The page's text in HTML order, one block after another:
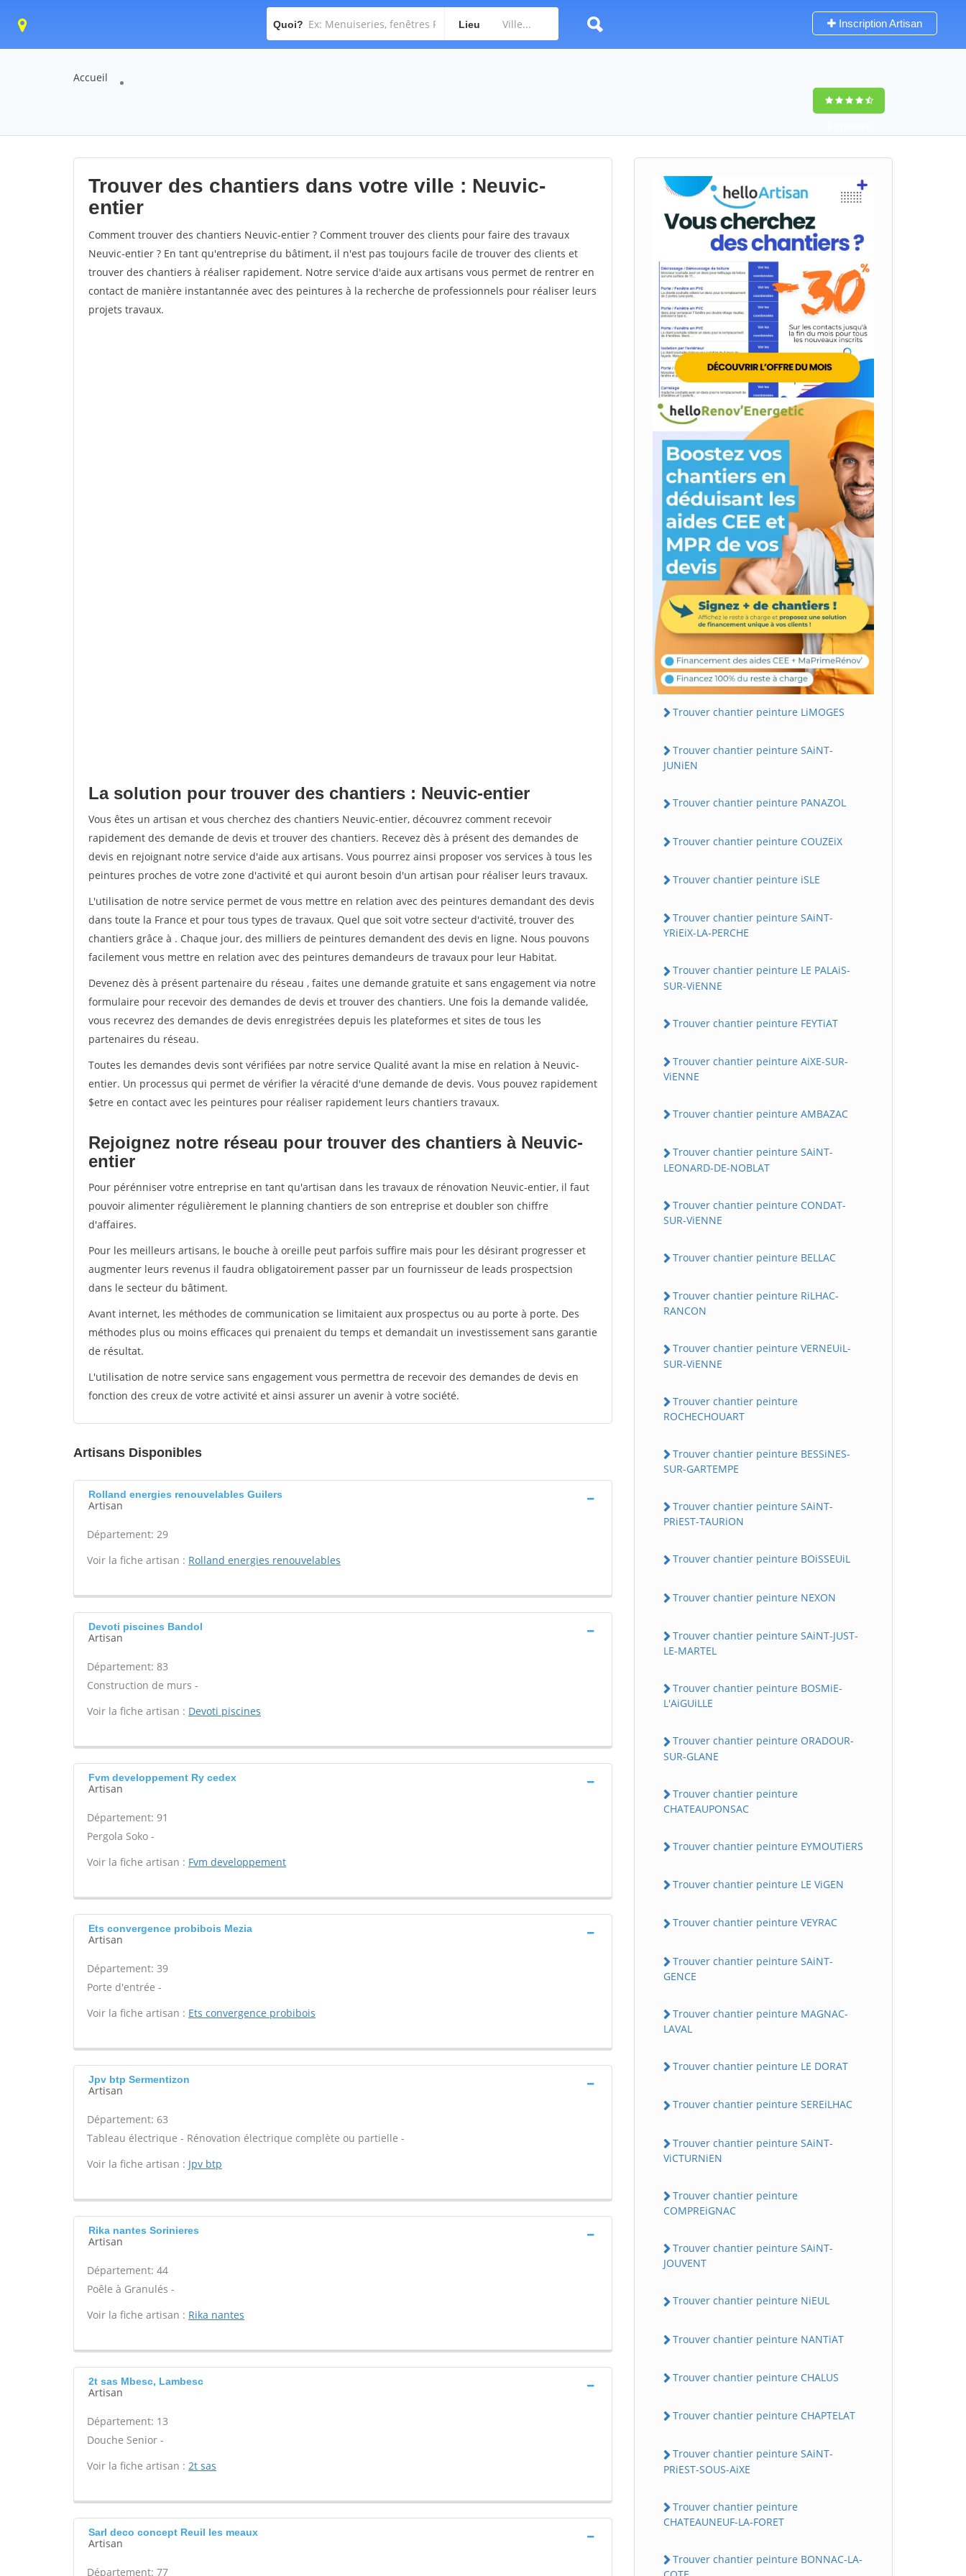
Quoi? Lieu Inscription Artisan
Accueil
Trouver des chantiers dans votre ville : Neuvic-
entier
Comment trouver des chantiers Neuvic-entier ? Comment trouver des clients pour faire des travaux
Neuvic-entier ? En tant qu'entreprise du bâtiment, il n'est pas toujours facile de trouver des clients et
trouver des chantiers à réaliser rapidement. Notre service d'aide aux artisans vous permet de rentrer en
contact de manière instantannée avec des peintures à la recherche de professionnels pour réaliser leurs
projets travaux.
La solution pour trouver des chantiers : Neuvic-entier
Vous êtes un artisan et vous cherchez des chantiers Neuvic-entier, découvrez comment recevoir
rapidement des demande de devis et trouver des chantiers. Recevez dès à présent des demandes de
devis en rejoignant notre service d'aide aux artisans. Vous pourrez ainsi proposer vos services à tous les
peintures proches de votre zone d'activité et qui auront besoin d'un artisan pour réaliser leurs travaux.
L'utilisation de notre service permet de vous mettre en relation avec des peintures demandant des devis
dans toute la France et pour tous types de travaux. Quel que soit votre secteur d'activité, trouver des
chantiers grâce à . Chaque jour, des milliers de peintures demandent des devis en ligne. Nous pouvons
facilement vous mettre en relation avec des peintures demandeurs de travaux pour leur Habitat.
Devenez dès à présent partenaire du réseau , faites une demande gratuite et sans engagement via notre
formulaire pour recevoir des demandes de devis et trouver des chantiers. Une fois la demande validée,
vous recevrez des demandes de devis enregistrées depuis les plateformes et sites de tous les
partenaires du réseau.
Toutes les demandes devis sont vérifiées par notre service Qualité avant la mise en relation à Neuvic-
entier. Un processus qui permet de vérifier la véracité d'une demande de devis. Vous pouvez rapidement
$etre en contact avec les peintures pour réaliser rapidement leurs chantiers travaux.
Rejoignez notre réseau pour trouver des chantiers à Neuvic-
entier
Pour pérénniser votre entreprise en tant qu'artisan dans les travaux de rénovation Neuvic-entier, il faut
pouvoir alimenter régulièrement le planning chantiers de son entreprise et doubler son chiffre
d'affaires.
Pour les meilleurs artisans, le bouche à oreille peut parfois suffire mais pour les désirant progresser et
augmenter leurs revenus il faudra obligatoirement passer par un fournisseur de leads prospectsion
dans le secteur du bâtiment.
Avant internet, les méthodes de communication se limitaient aux prospectus ou au porte à porte. Des
méthodes plus ou moins efficaces qui prenaient du temps et demandait un investissement sans garantie
de résultat.
L'utilisation de notre service sans engagement vous permettra de recevoir des demandes de devis en
fonction des creux de votre activité et ainsi assurer un avenir à votre société.
Artisans Disponibles
Rolland energies renouvelables Guilers
Artisan
Département: 29
Voir la fiche artisan : Rolland energies renouvelables
Devoti piscines Bandol
Artisan
Département: 83
Construction de murs -
Voir la fiche artisan : Devoti piscines
Fvm developpement Ry cedex
Artisan
Département: 91
Pergola Soko -
Voir la fiche artisan : Fvm developpement
Ets convergence probibois Mezia
Artisan
Département: 39
Porte d'entrée -
Voir la fiche artisan : Ets convergence probibois
Jpv btp Sermentizon
Artisan
Département: 63
Tableau électrique - Rénovation électrique complète ou partielle -
Voir la fiche artisan : Jpv btp
Rika nantes Sorinieres
Artisan
Département: 44
Poêle à Granulés -
Voir la fiche artisan : Rika nantes
2t sas Mbesc, Lambesc
Artisan
Département: 13
Douche Senior -
Voir la fiche artisan : 2t sas
Sarl deco concept Reuil les meaux
Artisan
Département: 77
Trouver chantier peinture LiMOGES
Trouver chantier peinture SAiNT-
JUNiEN
Trouver chantier peinture PANAZOL
Trouver chantier peinture COUZEiX
Trouver chantier peinture iSLE
Trouver chantier peinture SAiNT-
YRiEiX-LA-PERCHE
Trouver chantier peinture LE PALAiS-
SUR-ViENNE
Trouver chantier peinture FEYTiAT
Trouver chantier peinture AiXE-SUR-
ViENNE
Trouver chantier peinture AMBAZAC
Trouver chantier peinture SAiNT-
LEONARD-DE-NOBLAT
Trouver chantier peinture CONDAT-
SUR-ViENNE
Trouver chantier peinture BELLAC
Trouver chantier peinture RiLHAC-
RANCON
Trouver chantier peinture VERNEUiL-
SUR-ViENNE
Trouver chantier peinture
ROCHECHOUART
Trouver chantier peinture BESSiNES-
SUR-GARTEMPE
Trouver chantier peinture SAiNT-
PRiEST-TAURiON
Trouver chantier peinture BOiSSEUiL
Trouver chantier peinture NEXON
Trouver chantier peinture SAiNT-JUST-
LE-MARTEL
Trouver chantier peinture BOSMiE-
L'AiGUiLLE
Trouver chantier peinture ORADOUR-
SUR-GLANE
Trouver chantier peinture
CHATEAUPONSAC
Trouver chantier peinture EYMOUTiERS
Trouver chantier peinture LE ViGEN
Trouver chantier peinture VEYRAC
Trouver chantier peinture SAiNT-
GENCE
Trouver chantier peinture MAGNAC-
LAVAL
Trouver chantier peinture LE DORAT
Trouver chantier peinture SEREiLHAC
Trouver chantier peinture SAiNT-
ViCTURNiEN
Trouver chantier peinture
COMPREiGNAC
Trouver chantier peinture SAiNT-
JOUVENT
Trouver chantier peinture NiEUL
Trouver chantier peinture NANTiAT
Trouver chantier peinture CHALUS
Trouver chantier peinture CHAPTELAT
Trouver chantier peinture SAiNT-
PRiEST-SOUS-AiXE
Trouver chantier peinture
CHATEAUNEUF-LA-FORET
Trouver chantier peinture BONNAC-LA-